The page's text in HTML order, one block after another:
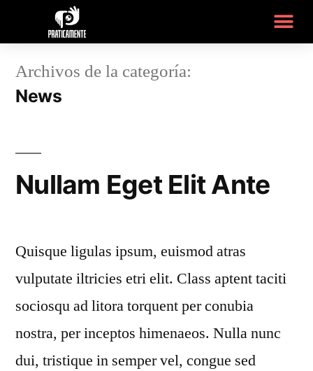
Archivos de la categoría:
News
Nullam Eget Elit Ante
Quisque ligulas ipsum, euismod atras
vulputate iltricies etri elit. Class aptent taciti
sociosqu ad litora torquent per conubia
nostra, per inceptos himenaeos. Nulla nunc
dui, tristique in semper vel, congue sed